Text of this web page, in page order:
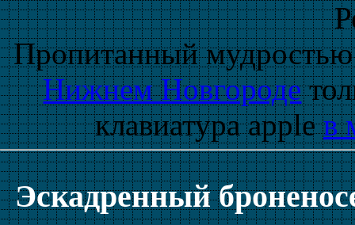
Пропитанный
Нижнем Новгороде
клавиатура appleв
Эскадренный